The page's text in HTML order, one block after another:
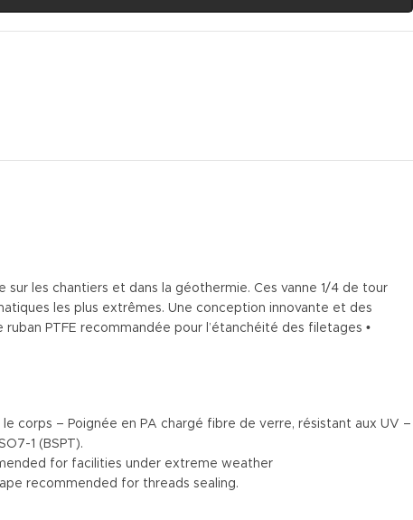
sur les chantiers et dans la géothermie. Ces vanne 1/4 de tour
les plus extrêmes. Une conception innovante et des
PTFE recommandée pour l’étanchéité des filetages •
corps – Poignée en PA chargé fibre de verre, résistant aux UV –
1 (BSPT).
for facilities under extreme weather
recommended for threads sealing.